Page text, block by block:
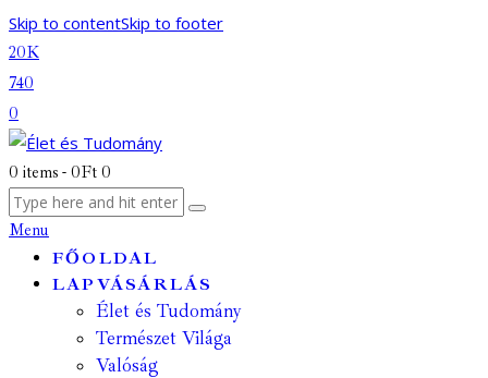
Skip to contentSkip to footer
20K
740
0
0 items - 0Ft 0
Menu
FŐOLDAL
LAPVÁSÁRLÁS
Élet és Tudomány
Természet Világa
Valóság